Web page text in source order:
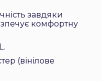
завдяки
комфортну
(вінілове